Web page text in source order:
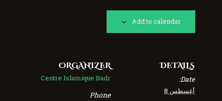
Add to calendar
DETAILS
Date:
أغسطس 8
ORGANIZER
Centre Islamique Badr
Phone